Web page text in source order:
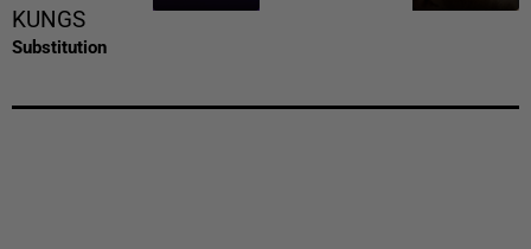
KUNGS
Substitution